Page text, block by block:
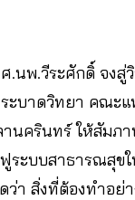
.นพ.วีระศักดิ์ จงสู่
ะบาดวิทยา คณะ
นครินทร์ ให้สัมภ
ะบบสาธารณสุข
า สิ่งที่ต้องทำอย่า